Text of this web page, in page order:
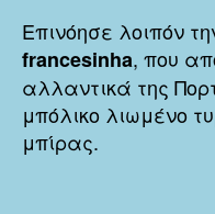
Επινόησε λοιπόν
francesinha, που
αλλαντικά της
μπόλικο λιωμένο
μπίρας.